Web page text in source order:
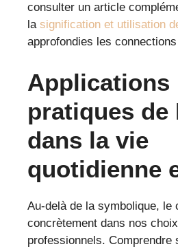
consulter un article
la signification et utilisation
approfondies les
Applications
pratiques de
dans la vie
quotidienne
Au-delà de la symbolique, le
concrètement dans nos
professionnels. Comprendre